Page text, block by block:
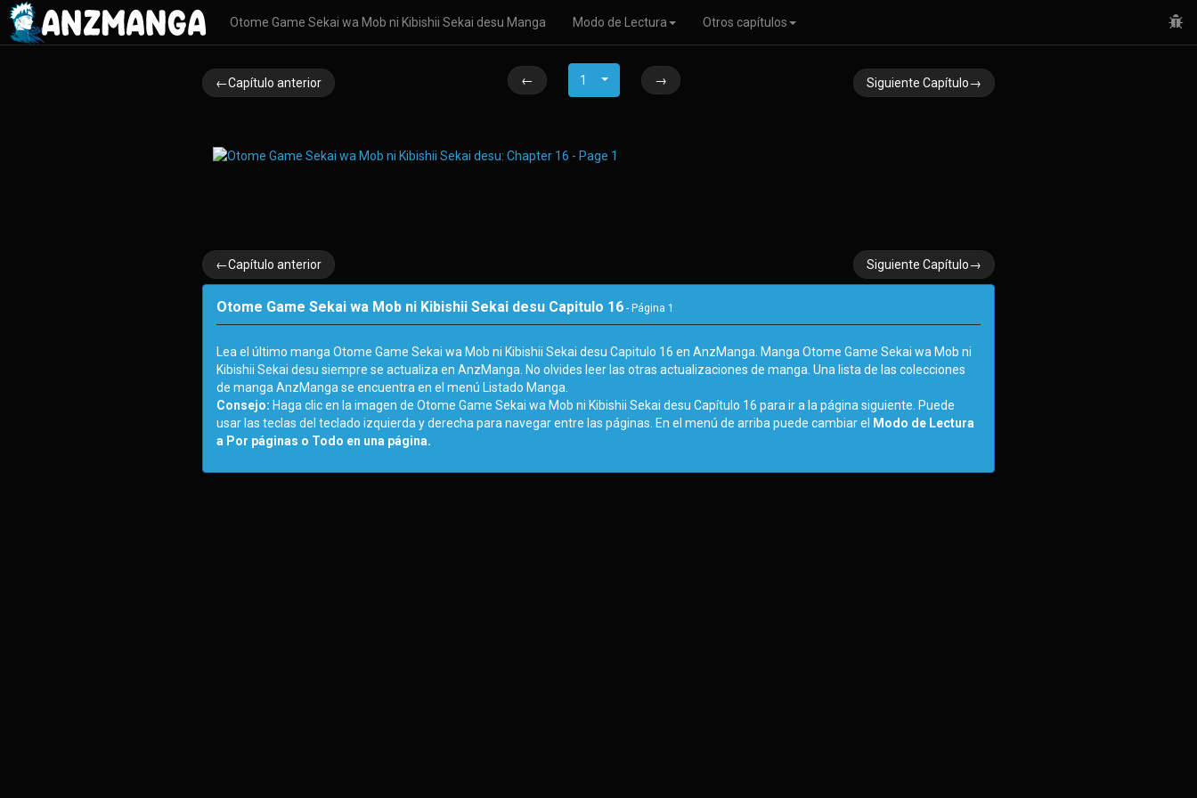
Otome Game Sekai wa Mob ni Kibishii Sekai desu Manga Modo de Lectura Otros capítulos
←Capítulo anterior Siguiente Capítulo→
← 1 →
←Capítulo anterior Siguiente Capítulo→
Otome Game Sekai wa Mob ni Kibishii Sekai desu Capitulo 16 - Página 1
Lea el último manga Otome Game Sekai wa Mob ni Kibishii Sekai desu Capitulo 16 en AnzManga. Manga Otome Game Sekai wa Mob ni
Kibishii Sekai desu siempre se actualiza en AnzManga. No olvides leer las otras actualizaciones de manga. Una lista de las colecciones
de manga AnzManga se encuentra en el menú Listado Manga.
Consejo: Haga clic en la imagen de Otome Game Sekai wa Mob ni Kibishii Sekai desu Capítulo 16 para ir a la página siguiente. Puede
usar las teclas del teclado izquierda y derecha para navegar entre las páginas. En el menú de arriba puede cambiar el
Modo de Lectura
a Por páginas o Todo en una página.